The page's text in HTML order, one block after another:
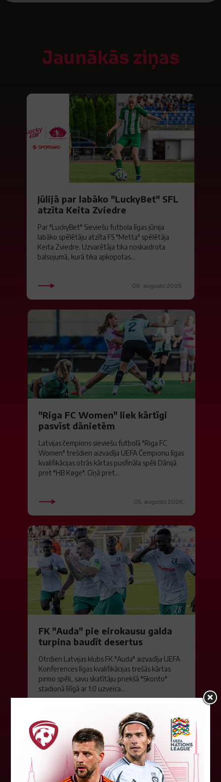
Jaunākās ziņas
Jūlijā par labāko "LuckyBet" SFL
atzīta Keita Zviedre
Par "LuckyBet" Sieviešu futbola līgas jūnija
labāko spēlētāju atzīta FS "Metta" spēlētāja
Keita Zviedre. Uzvarētāja tika noskaidrota
balsojumā, kurā tika apkopotas...
06. augusts 2026.
"Riga FC Women" liek kārtīgi
pasvīst dānietēm
Latvijas čempions sieviešu futbolā "Riga FC
Women" trešdien aizvadīja UEFA Čempionu līgas
kvalifikācijas otrās kārtas pusfināla spēli Dānijā
pret "HB Køge". Cīņā pret...
05. augusts 2026.
FK "Auda" pie eirokausu galda
turpina baudīt desertus
Otrdien Latvijas klubs FK "Auda" aizvadīja UEFA
Konferences līgas kvalifikācijas trešās kārtas
pirmo spēli, savu skatītāju priekšā "Skonto"
stadionā Rīgā ar 1:0 uzveica...
04. augusts 2026.